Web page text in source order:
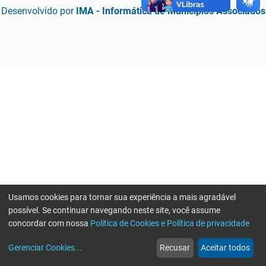
Desenvolvido por IMA - Informática de Municípios Associados
web
Notícias
more_horiz
Mais
Usamos cookies para tornar sua experiência a mais agradável
possível. Se continuar navegando neste site, você assume
concordar com nossa Política de Cookies e Política de privacidade
Gerenciar Cookies... Recusar Aceitar todos
Erro ao enviar informações, por favor tente novamente